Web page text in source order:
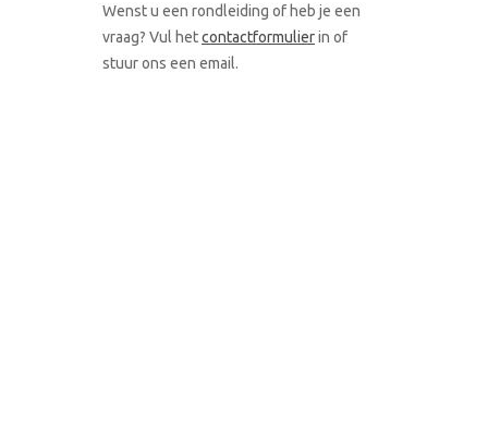
Wenst u een rondleiding of heb je een
vraag? Vul hetcontactformulierin of
stuur ons een email.